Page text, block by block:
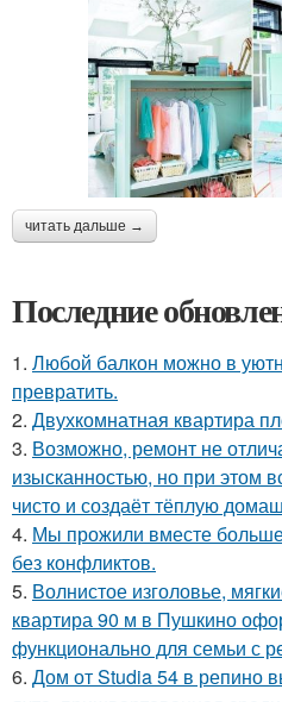
читать дальше →
Последние
1. Любой балкон можно в
превратить.
2. Двухкомнатная квартира
3. Возможно, ремонт не
изысканностью, но при этом
чисто и создаёт тёплую
4. Мы прожили вместе больше
без конфликтов.
5. Волнистое изголовье,
квартира 90 м в Пушкино
функционально для семьи с
6. Дом от Studia 54 в репино